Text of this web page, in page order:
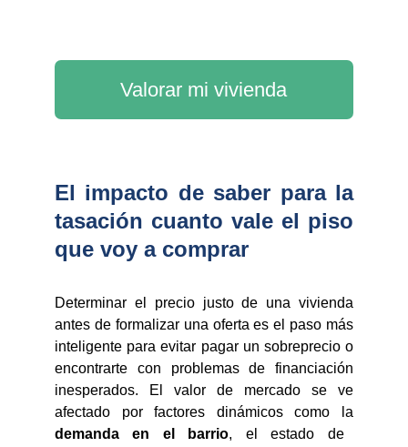
Valorar mi vivienda
El impacto de saber para la
tasación cuanto vale el piso
que voy a comprar
Determinar el precio justo de una vivienda
antes de formalizar una oferta es el paso más
inteligente para evitar pagar un sobreprecio o
encontrarte con problemas de financiación
inesperados. El valor de mercado se ve
afectado por factores dinámicos como la
demanda en el barrio, el estado de